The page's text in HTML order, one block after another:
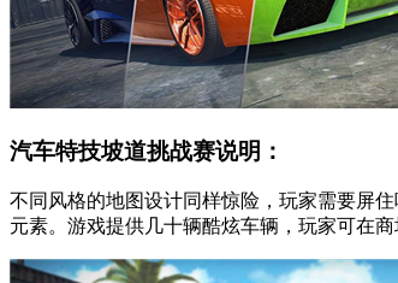
汽车特技坡道挑战赛说明：
不同风格的地图设计同样惊险，玩家需要屏
元素。游戏提供几十辆酷炫车辆，玩家可在